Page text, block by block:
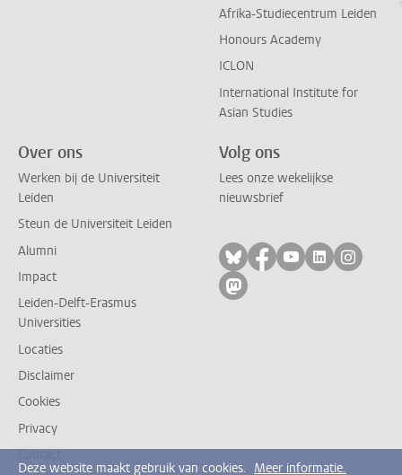
Afrika-Studiecentrum Leiden
Honours Academy
ICLON
International Institute for
Asian Studies
Over ons
Werken bij de Universiteit
Leiden
Steun de Universiteit Leiden
Alumni
Impact
Leiden-Delft-Erasmus
Universities
Locaties
Disclaimer
Cookies
Privacy
Contact
Volg ons
Lees onze wekelijkse
nieuwsbrief
Volg ons op bluesky
Volg ons op
Volg ons op
Volg ons
Volg
Volg ons op mastodon
Deze website maakt gebruik van cookies. Meer informatie.